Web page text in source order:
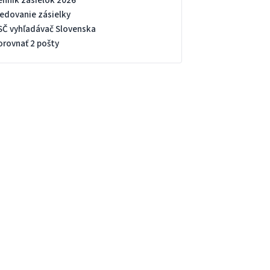
zásielky
vyhľadávač Slovenska
2 pošty